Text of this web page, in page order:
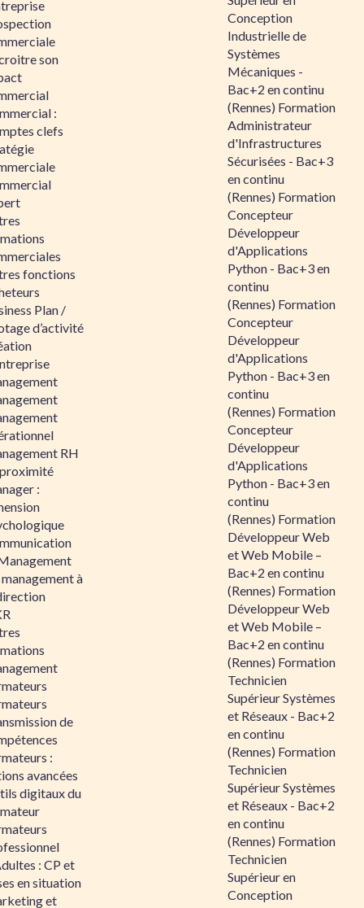
son
:
clefs
fonctions
Plan /
d’activité
RH
:
à
de
:
avancées
digitaux du
: CP et
en situation
et
Conception
Industrielle de
Systèmes
Mécaniques -
Bac+2 en continu
(Rennes) Formation
Administrateur
d'Infrastructures
Sécurisées - Bac+3
en continu
(Rennes) Formation
Concepteur
Développeur
d'Applications
Python - Bac+3 en
continu
(Rennes) Formation
Concepteur
Développeur
d'Applications
Python - Bac+3 en
continu
(Rennes) Formation
Concepteur
Développeur
d'Applications
Python - Bac+3 en
continu
(Rennes) Formation
Développeur Web
et Web Mobile –
Bac+2 en continu
(Rennes) Formation
Développeur Web
et Web Mobile –
Bac+2 en continu
(Rennes) Formation
Technicien
Supérieur Systèmes
et Réseaux - Bac+2
en continu
(Rennes) Formation
Technicien
Supérieur Systèmes
et Réseaux - Bac+2
en continu
(Rennes) Formation
Technicien
Supérieur en
Conception